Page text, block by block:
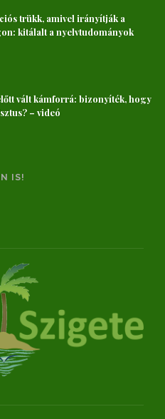
trükk, amivel irányítják a
kitálalt a nyelvtudományok
vált kámforrá: bizonyíték, hogy
– videó
IS!